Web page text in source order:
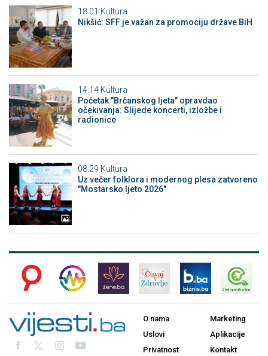
18:01 Kultura
Nikšić: SFF je važan za promociju države BiH
14:14 Kultura
Početak "Brčanskog ljeta" opravdao
očekivanja: Slijede koncerti, izložbe i
radionice
08:29 Kultura
Uz večer folklora i modernog plesa zatvoreno
"Mostarsko ljeto 2026"
O nama
Uslovi
Privatnost
Marketing
Aplikacije
Kontakt